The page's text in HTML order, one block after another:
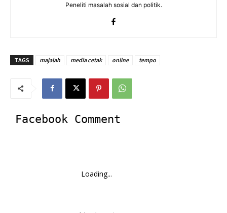
Peneliti masalah sosial dan politik.
TAGS majalah media cetak online tempo
Facebook Comment
Loading...